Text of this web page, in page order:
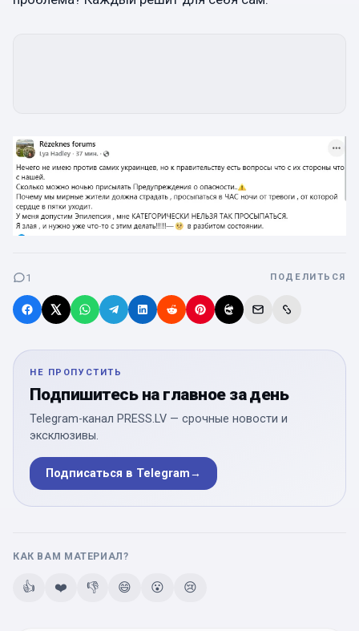
1 ПОДЕЛИТЬСЯ
НЕ ПРОПУСТИТЬ
Подпишитесь на главное за день
Telegram-канал PRESS.LV — срочные новости и
эксклюзивы.
Подписаться в Telegram→
КАК ВАМ МАТЕРИАЛ?
👍 ❤️ 👎 😄 😮 😢